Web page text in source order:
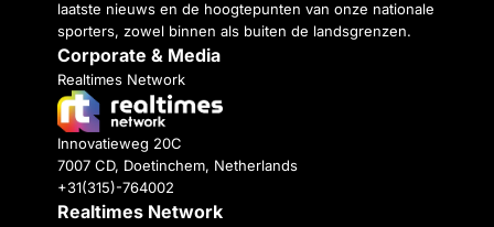
laatste nieuws en de hoogtepunten van onze nationale
sporters, zowel binnen als buiten de landsgrenzen.
Corporate & Media
Realtimes Network
Innovatieweg 20C
7007 CD, Doetinchem, Netherlands
+31(315)-764002
Realtimes Network